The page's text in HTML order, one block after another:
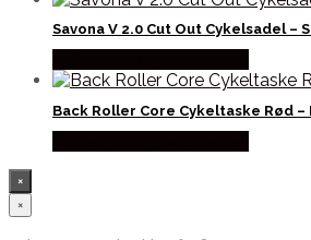
Savona V 2.0 Cut Out Cykelsadel –
Back Roller Core Cykeltaske Rød
×
×